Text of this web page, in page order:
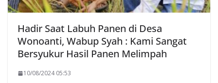
Hadir Saat Labuh Panen di Desa
Wonoanti, Wabup Syah : Kami Sangat
Bersyukur Hasil Panen Melimpah
10/08/2024 05:53